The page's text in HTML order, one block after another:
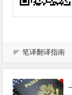
笔译翻译指南